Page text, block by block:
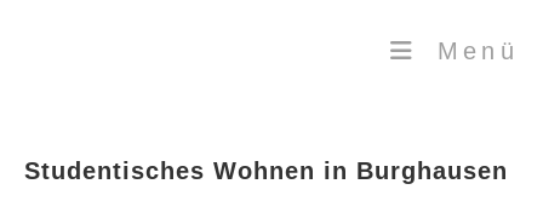
Menü
Studentisches Wohnen in Burghausen